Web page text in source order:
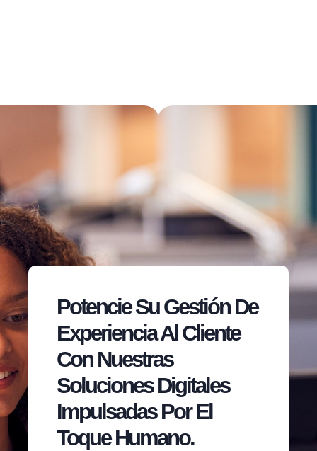
Potencie Su Gestión De
Experiencia Al Cliente
Con Nuestras
Soluciones Digitales
Impulsadas Por El
Toque Humano.